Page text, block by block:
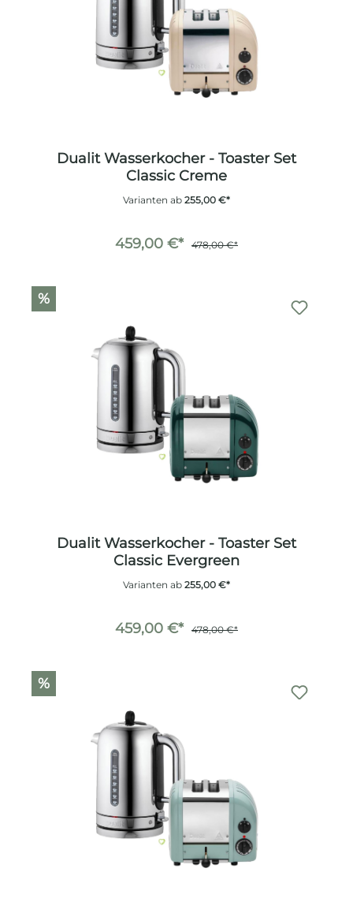
Dualit Wasserkocher - Toaster Set
Classic Creme
Varianten ab 255,00 €*
459,00 €* 478,00 €*
%
Dualit Wasserkocher - Toaster Set
Classic Evergreen
Varianten ab 255,00 €*
459,00 €* 478,00 €*
%